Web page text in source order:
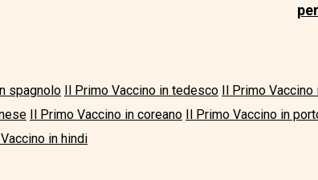
spagnolo Il Primo Vaccino in tedesco Il Primo
Il Primo Vaccino in coreano Il Primo Vaccino in
in hindi